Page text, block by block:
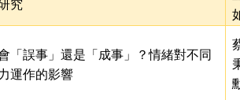
究
「誤事」還是「成事」？情緒對不同
運作的影響